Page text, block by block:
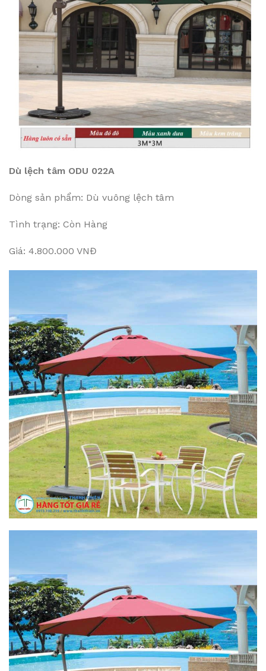
Dù lệch tâm ODU 022A
Dòng sản phẩm: Dù vuông lệch tâm
Tình trạng: Còn Hàng
Giá: 4.800.000 VNĐ